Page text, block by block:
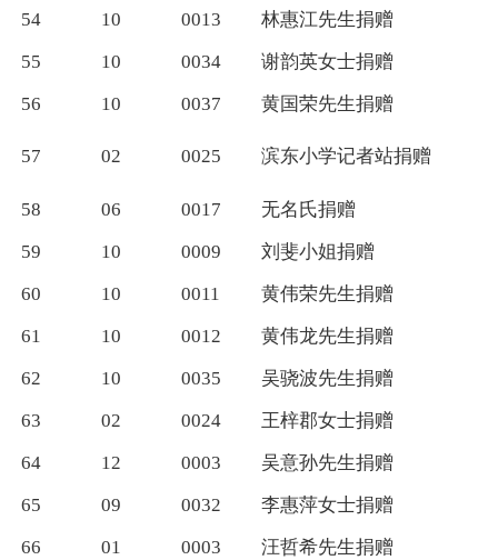
54 10 0013
林惠江先生捐赠
55
10 0034
谢韵英女士捐赠
56
10 0037 黄国荣先生捐赠
57 02 0025 滨东小学记者站捐赠
58 06 0017
无名氏捐赠
59
10 0009
刘斐小姐捐赠
60
10 0011
黄伟荣先生捐赠
61
10 0012
黄伟龙先生捐赠
62
10 0035
吴骁波先生捐赠
63
02 0024
王梓郡女士捐赠
64
12 0003
吴意孙先生捐赠
65
09 0032
李惠萍女士捐赠
66
01 0003
汪哲希先生捐赠